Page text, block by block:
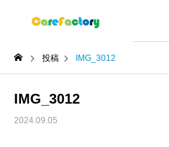
投稿 IMG_3012
IMG_3012
2024.09.05